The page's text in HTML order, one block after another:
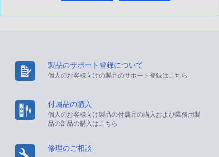
製品のサポート登録について
個人のお客様向けの製品のサポート登録はこちら
付属品の購入
個人のお客様向け製品の付属品の購入および業務用製
品の部品の購入はこちら
修理のご相談